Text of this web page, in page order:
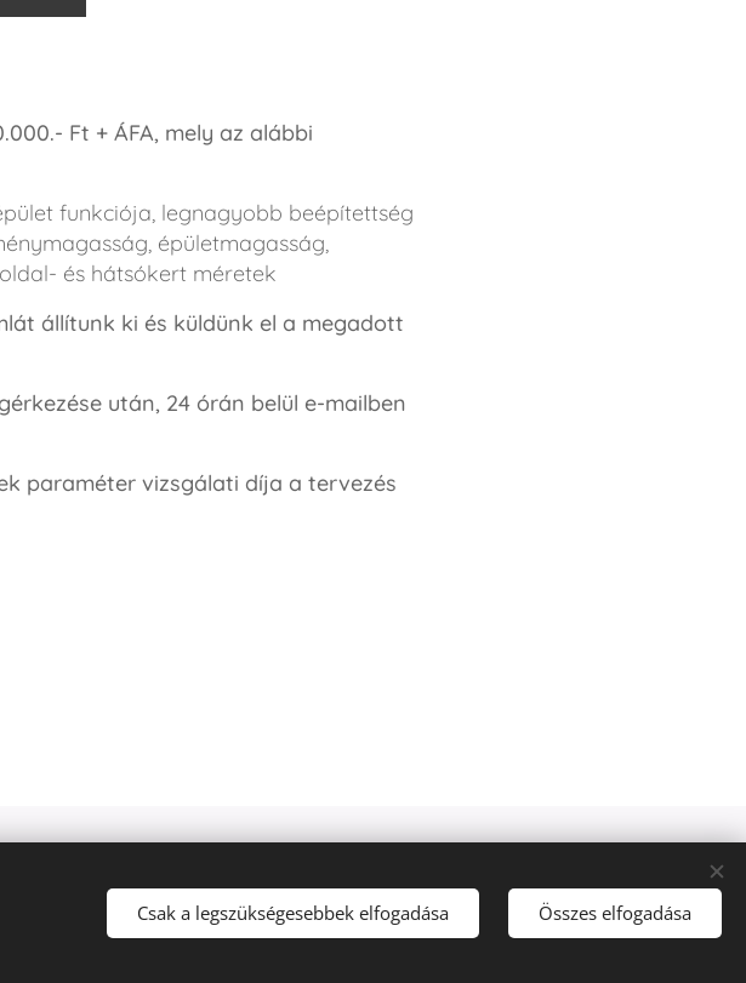
Ft + ÁFA, mely az alábbi
funkciója, legnagyobb beépítettség
épületmagasság,
és hátsókert méretek
állítunk ki és küldünk el a megadott
után, 24 órán belül e-mailben
paraméter vizsgálati díja a tervezés
20-222-5947
Csak a legszükségesebbek elfogadása Összes elfogadása